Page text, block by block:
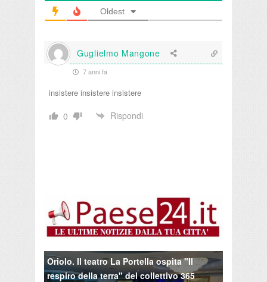
Oldest
Guglielmo Mangone
7 anni fa
insistere insistere insistere
0 Rispondi
Oriolo. Il teatro La Portella ospita "Il
respiro della terra" del collettivo 365